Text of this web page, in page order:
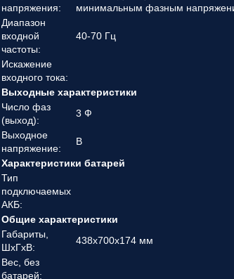
напряжения:
минимальным фазным
Диапазон
входной
частоты:
40-70 Гц
Искажение
входного тока:
Выходные характеристики
Число фаз
(выход):
3 Ф
Выходное
напряжение:
В
Характеристики батарей
Тип
подключаемых
АКБ:
Общие характеристики
Габариты,
ШхГхВ:
438x700x174 мм
Вес, без
батарей: